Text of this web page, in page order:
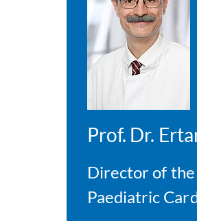
Prof. Dr.
Director of the
Paediatric